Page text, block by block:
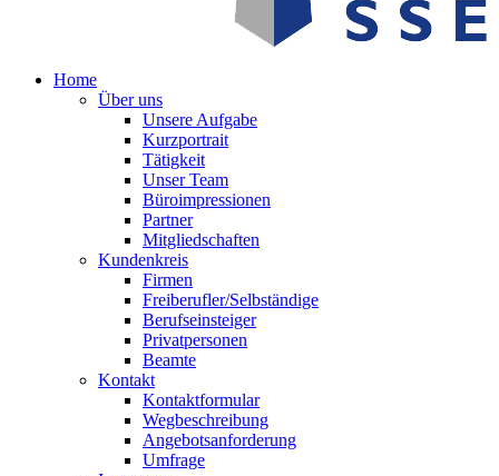
Home
Über uns
Unsere Aufgabe
Kurzportrait
Tätigkeit
Unser Team
Büroimpressionen
Partner
Mitgliedschaften
Kundenkreis
Firmen
Freiberufler/Selbständige
Berufseinsteiger
Privatpersonen
Beamte
Kontakt
Kontaktformular
Wegbeschreibung
Angebotsanforderung
Umfrage